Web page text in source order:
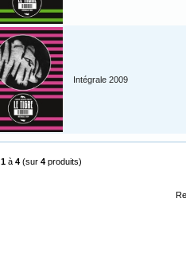
Intégrale 2009
1 à 4 (sur 4 produits)